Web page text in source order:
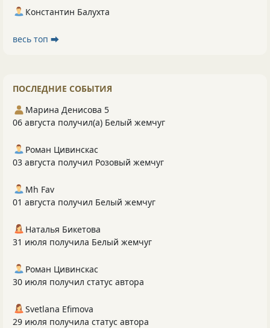
Константин Балухта
весь топ ⮕
ПОСЛЕДНИЕ СОБЫТИЯ
Марина Денисова 5
06 августа получил(а) Белый жемчуг
Роман Цивинскас
03 августа получил Розовый жемчуг
Mh Fav
01 августа получил Белый жемчуг
Наталья Бикетова
31 июля получила Белый жемчуг
Роман Цивинскас
30 июля получил статус автора
Svetlana Efimova
29 июля получила статус автора